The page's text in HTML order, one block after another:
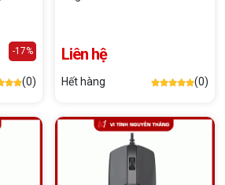
-17%
(0)
Liên hệ
Hết hàng (0)